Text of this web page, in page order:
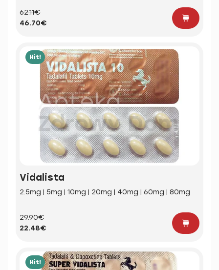
62.11€
46.70€
Hit!
Vidalista
2.5mg | 5mg | 10mg | 20mg | 40mg | 60mg | 80mg
29.90€
22.48€
Hit!